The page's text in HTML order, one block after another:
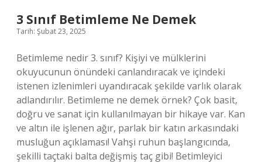
3 Sınıf Betimleme Ne Demek
Tarih: Şubat 23, 2025
Betimleme nedir 3. sınıf? Kişiyi ve mülklerini
okuyucunun önündeki canlandıracak ve içindeki
istenen izlenimleri uyandıracak şekilde varlık olarak
adlandırılır. Betimleme ne demek örnek? Çok basit,
doğru ve sanat için kullanılmayan bir hikaye var. Kan
ve altın ile işlenen ağır, parlak bir katın arkasındaki
musluğun açıklaması! Vahşi ruhun başlangıcında,
şekilli taçtaki balta değişmiş taç gibi! Betimleyici